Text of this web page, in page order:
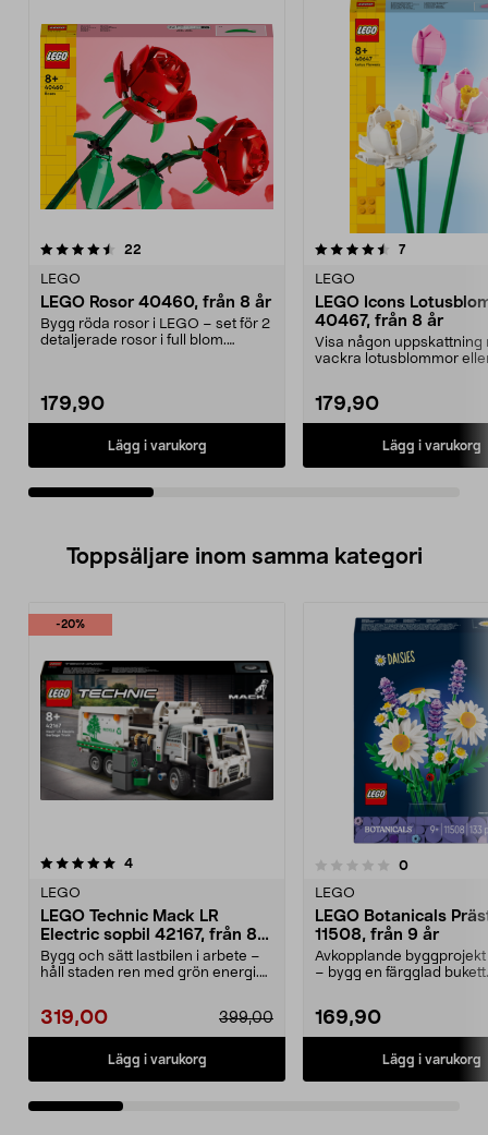
22
LEGO
LEGO Rosor 40460, från 8 år
Bygg röda rosor i LEGO – set för 2
detaljerade rosor i full blom.
179,90
Lägg i varukorg
4.5av 5 stjärnor 7recensioner
LEGO
LEGO Icons
40467, från 8 år
Visa någon uppskattning
vackra lotusblommor
179,90
Lägg i varukorg
5.0av 5 stjärnor
Toppsäljare inom samma kategori
-20%
4recensioner
LEGO
LEGO Technic Mack LR
Electric sopbil 42167, från 8
år
Bygg och sätt lastbilen i arbete –
håll staden ren med grön energi.
319,00 399,00
Lägg i varukorg
0.0 av 5 stjärnor 0recensioner
LEGO
LEGO Botanicals
11508, från 9 år
Avkopplande
– bygg en färgglad
169,90
Lägg i varukorg
4.5 av 5 stjärnor